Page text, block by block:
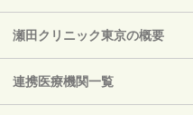
瀬田クリニック東京の概要
連携医療機関一覧